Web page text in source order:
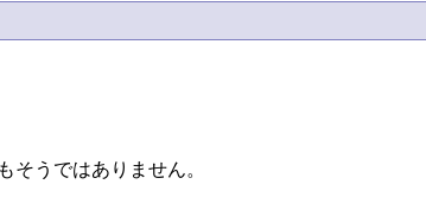
そうではありません。